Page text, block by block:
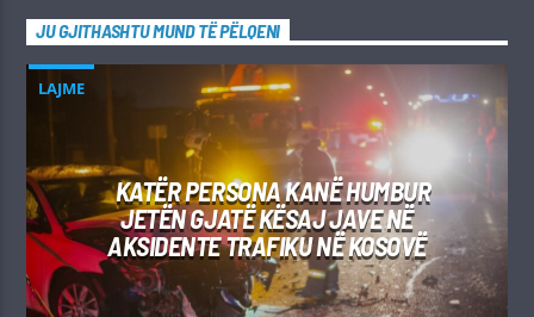
JU GJITHASHTU MUND TË PËLQENI
LAJME
KATËR PERSONA KANË HUMBUR
JETËN GJATË KËSAJ JAVE NË
AKSIDENTE TRAFIKU NË KOSOVË